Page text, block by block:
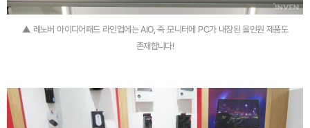
▲ 레노버 아이디어패드 라인업에는 AIO, 즉 모니터에 PC가 내장된 올인원 제품도
존재합니다!